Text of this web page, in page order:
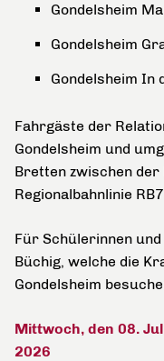
Gondelsheim
Gondelsheim
Gondelsheim In
Fahrgäste der
Gondelsheim und
Bretten zwischen
Regionalbahnlinie
Für Schülerinnen
Büchig, welche die
Gondelsheim
Mittwoch, den 08.
2026